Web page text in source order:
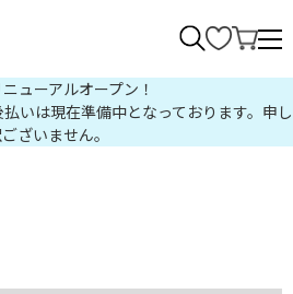
ューアルオープン！
いは現在準備中となっております。申し
ざいません。